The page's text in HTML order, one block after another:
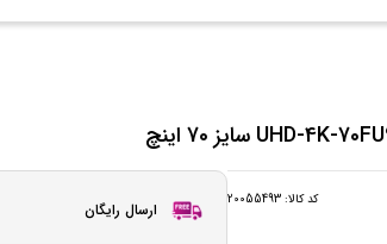
کد کالا: 20055493 ارسال رایگان